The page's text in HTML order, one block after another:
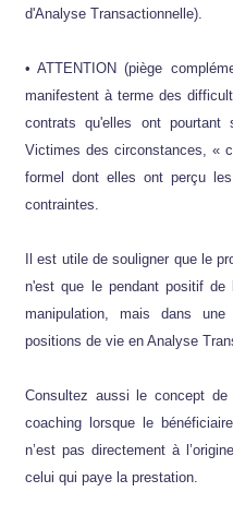
d'Analyse Transactionnelle).
• ATTENTION (piège
manifestent à terme des
contrats qu'elles ont
Victimes des circonstances, «
formel dont elles ont perçu
contraintes.
Il est utile de souligner que le
n'est que le pendant positif
manipulation, mais dans
positions de vie en Analyse
Consultez aussi le concept
coaching lorsque le
n’est pas directement à
celui qui paye la prestation.